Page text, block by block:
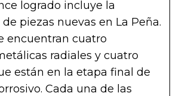
logrado incluye la
piezas nuevas en La Peña.
encuentran cuatro
radiales y cuatro
están en la etapa final de
Cada una de las